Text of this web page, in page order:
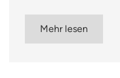
Mehr lesen